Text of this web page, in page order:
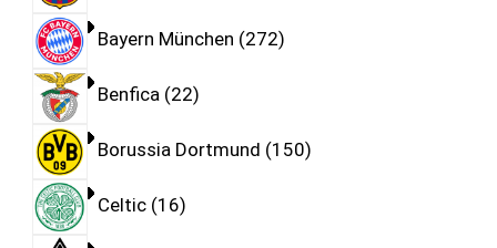
Bayern München 272
Benfica 22
Borussia Dortmund 150
Celtic 16